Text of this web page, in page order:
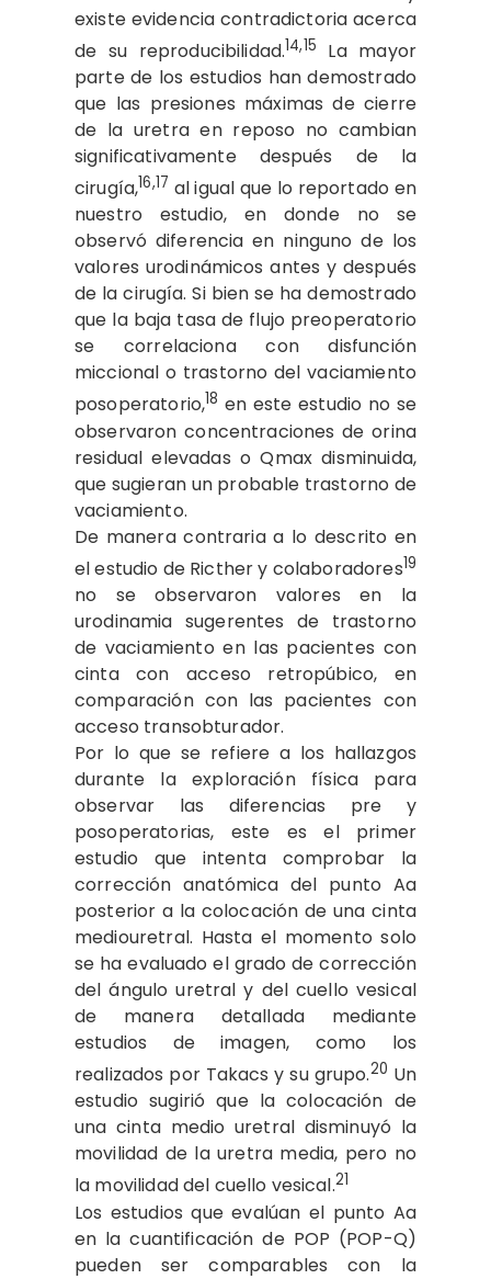
existe evidencia contradictoria acerca
de su reproducibilidad.14,15
La mayor
parte de los estudios han demostrado
que las presiones máximas de cierre
de la uretra en reposo no cambian
significativamente después de la
cirugía,16,17 al igual que lo reportado en
nuestro estudio, en donde no se
observó diferencia en ninguno de los
valores urodinámicos antes y después
de la cirugía. Si bien se ha demostrado
que la baja tasa de flujo preoperatorio
se correlaciona con disfunción
miccional o trastorno del vaciamiento
posoperatorio,18 en este estudio no se
observaron concentraciones de orina
residual elevadas o Qmax disminuida,
que sugieran un probable trastorno de
vaciamiento.
De manera contraria a lo descrito en
el estudio de Ricther y colaboradores19
no se observaron valores en la
urodinamia sugerentes de trastorno
de vaciamiento en las pacientes con
cinta con acceso retropúbico, en
comparación con las pacientes con
acceso transobturador.
Por lo que se refiere a los hallazgos
durante la exploración física para
observar las diferencias pre y
posoperatorias, este es el primer
estudio que intenta comprobar la
corrección anatómica del punto Aa
posterior a la colocación de una cinta
mediouretral. Hasta el momento solo
se ha evaluado el grado de corrección
del ángulo uretral y del cuello vesical
de manera detallada mediante
estudios de imagen, como los
realizados por Takacs y su grupo.20 Un
estudio sugirió que la colocación de
una cinta medio uretral disminuyó la
movilidad de la uretra media, pero no
la movilidad del cuello vesical.21
Los estudios que evalúan el punto Aa
en la cuantificación de POP (POP-Q)
pueden ser comparables con la